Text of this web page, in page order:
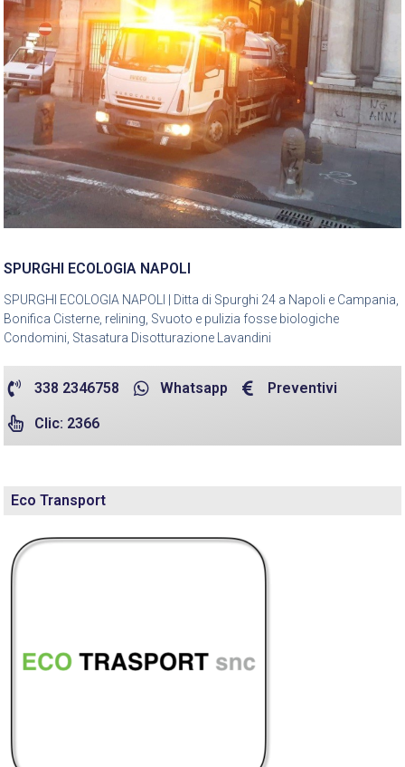
SPURGHI ECOLOGIA NAPOLI
SPURGHI ECOLOGIA NAPOLI | Ditta di Spurghi 24 a Napoli e Campania,
Bonifica Cisterne, relining, Svuoto e pulizia fosse biologiche
Condomini, Stasatura Disotturazione Lavandini
338 2346758 Whatsapp Preventivi
Clic: 2366
Eco Transport